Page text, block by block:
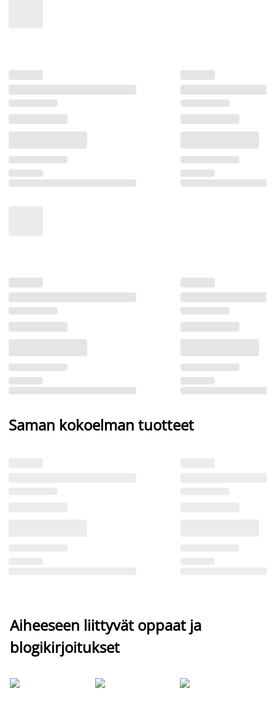
Saman kokoelman tuotteet
Aiheeseen liittyvät oppaat ja
blogikirjoitukset